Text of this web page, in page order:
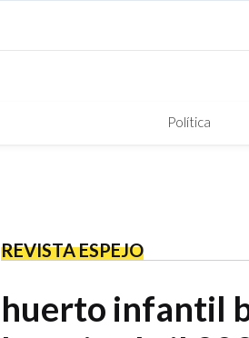
Política
REVISTA ESPEJO
huerto infantil